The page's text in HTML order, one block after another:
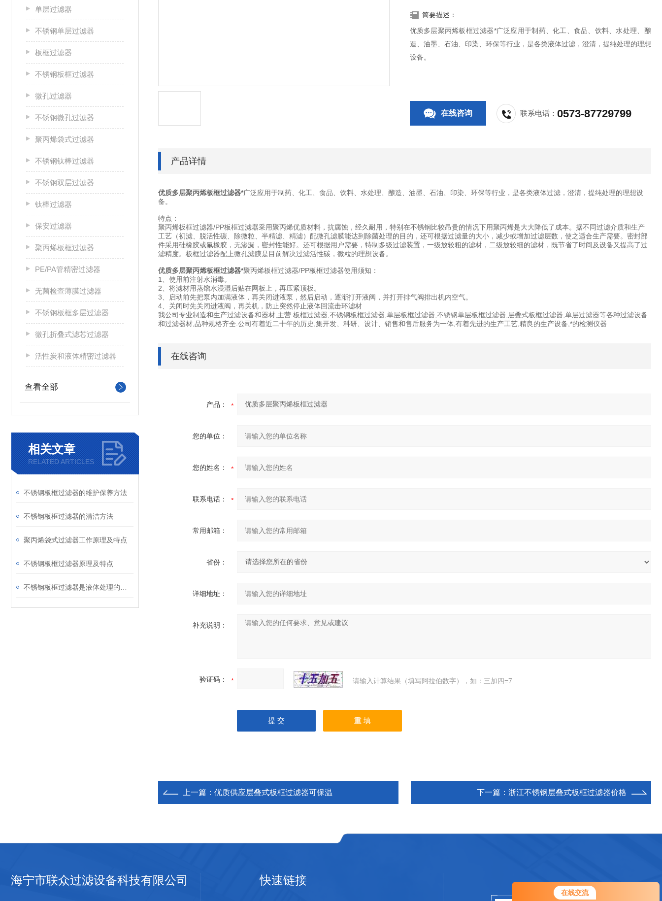
在线交流
单层过滤器
不锈钢单层过滤器
板框过滤器
不锈钢板框过滤器
微孔过滤器
不锈钢微孔过滤器
聚丙烯袋式过滤器
不锈钢钛棒过滤器
不锈钢双层过滤器
钛棒过滤器
保安过滤器
聚丙烯板框过滤器
PE/PA管精密过滤器
无菌检查薄膜过滤器
不锈钢板框多层过滤器
微孔折叠式滤芯过滤器
活性炭和液体精密过滤器
查看全部
相关文章
RELATED ARTICLES
不锈钢板框过滤器的维护保养方法
不锈钢板框过滤器的清洁方法
聚丙烯袋式过滤器工作原理及特点
不锈钢板框过滤器原理及特点
简要描述：
优质多层聚丙烯板框过滤器*广泛应用于制药、化工、食品、饮料、水处理、酿
造、油墨、石油、印染、环保等行业，是各类液体过滤，澄清，提纯处理的理想
设备。
在线咨询 联系电话：0573-87729799
产品详情
优质多层聚丙烯板框过滤器*广泛应用于制药、化工、食品、饮料、水处理、酿造、油墨、石油、印染、环保等行业，是各类液体过滤，澄清，提纯处理的理想设
备。
特点：
聚丙烯板框过滤器/PP板框过滤器采用聚丙烯优质材料，抗腐蚀，经久耐用，特别在不锈钢比较昂贵的情况下用聚丙烯是大大降低了成本。据不同过滤介质和生产
工艺（初滤、脱活性碳、除微粒、半精滤、精滤）配微孔滤膜能达到除菌处理的目的，还可根据过滤量的大小，减少或增加过滤层数，使之适合生产需要。密封部
件采用硅橡胶或氟橡胶，无渗漏，密封性能好。还可根据用户需要，特制多级过滤装置，一级放较粗的滤材，二级放较细的滤材，既节省了时间及设备又提高了过
滤精度。板框过滤器配上微孔滤膜是目前解决过滤活性碳，微粒的理想设备。
优质多层聚丙烯板框过滤器*聚丙烯板框过滤器/PP板框过滤器使用须知：
1、使用前注射水消毒。
2、将滤材用蒸馏水浸湿后贴在网板上，再压紧顶板。
3、启动前先把泵内加满液体，再关闭进液泵，然后启动，逐渐打开液阀，并打开排气阀排出机内空气。
4、关闭时先关闭进液阀，再关机，防止突然停止液体回流击环滤材
我公司专业制造和生产过滤设备和器材,主营:板框过滤器,不锈钢板框过滤器,单层板框过滤器,不锈钢单层板框过滤器,层叠式板框过滤器,单层过滤器等各种过滤设备
和过滤器材,品种规格齐全.公司有着近二十年的历史,集开发、科研、设计、销售和售后服务为一体,有着先进的生产工艺,精良的生产设备,*的检测仪器
在线咨询
产品：
您的单位：
您的姓名：
联系电话：
常用邮箱：
省份：
详细地址：
补充说明：
验证码： 请输入计算结果（填写阿拉伯数字），如：三加四=7
上一篇： 优质供应层叠式板框过滤器可保温 下一篇： 浙江不锈钢层叠式板框过滤器价格
海宁市联众过滤设备科技有限公司 快速链接